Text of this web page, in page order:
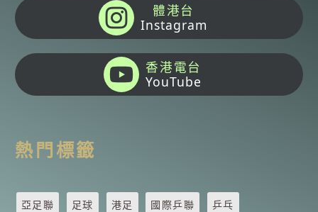
體港台
Instagram
香港電台
YouTube
熱門標籤
亞足聯 足球 港足 國際乒聯 乒乓